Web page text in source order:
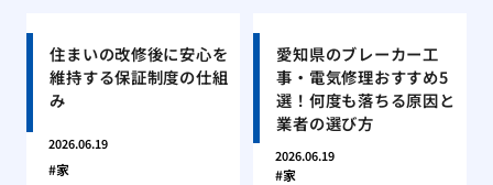
住まいの改修後に安心を
維持する保証制度の仕組
み
2026.06.19
家
愛知県のブレーカー工
事・電気修理おすすめ5
選！何度も落ちる原因と
業者の選び方
2026.06.19
家